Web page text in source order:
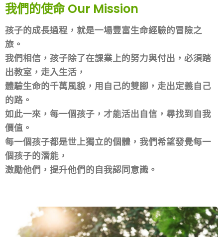
我們的使命 Our Mission
孩子的成長過程，就是一場豐富生命經驗的冒險之
旅。
我們相信，孩子除了在課業上的努力與付出，必須踏
出教室，走入生活，
體驗生命的千萬風貌，用自己的雙腳，走出定義自己
的路。
如此一來，每一個孩子，才能活出自信，尋找到自我
價值。
每一個孩子都是世上獨立的個體，我們希望發覺每一
個孩子的潛能，
激勵他們，提升他們的自我認同意識。